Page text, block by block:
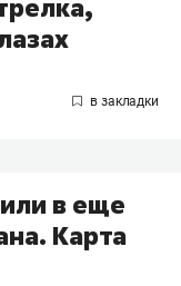
в еще
Карта